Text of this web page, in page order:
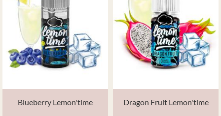
Blueberry Lemon'time Dragon Fruit Lemon'time